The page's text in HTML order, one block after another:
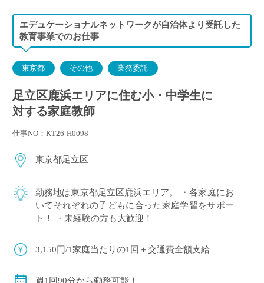
エデュケーショナルネットワークが自治体より受託した
教育事業でのお仕事
東京都 その他 業務委託
足立区鹿浜エリアに住む小・中学生に
対する家庭教師
仕事NO：KT26-H0098
東京都足立区
勤務地は東京都足立区鹿浜エリア。 ・各家庭にお
いてそれぞれの子どもに合った家庭学習をサポー
ト！ ・未経験の方も大歓迎！
3,150円/1家庭当たりの1回＋交通費全額支給
週1回90分から勤務可能！